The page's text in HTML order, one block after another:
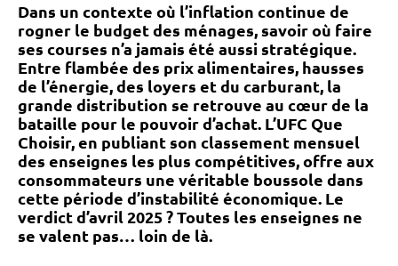
Dans un contexte où l’inflation continue de
rogner le budget des ménages, savoir où faire
ses courses n’a jamais été aussi stratégique.
Entre flambée des prix alimentaires, hausses
de l’énergie, des loyers et du carburant, la
grande distribution se retrouve au cœur de la
bataille pour le pouvoir d’achat. L’UFC Que
Choisir, en publiant son classement mensuel
des enseignes les plus compétitives, offre aux
consommateurs une véritable boussole dans
cette période d’instabilité économique. Le
verdict d’avril 2025 ? Toutes les enseignes ne
se valent pas… loin de là.